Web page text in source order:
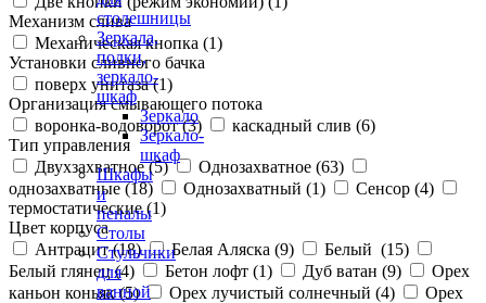
столешницы
Зеркала,
полки,
зеркало-
шкаф
Зеркало
Зеркало-
шкаф
Шкафы
и
пеналы
Столы
Стульчики
для
ванной
Механизм слива
Механическая кнопка (1)
Установки сливного бачка
поверх унитаза (1)
Организация смывающего потока
воронка-водоворот (3) каскадный слив (6)
Тип управления
Двухзахватное (5) Однозахватное (63)
однозахватные (18) Однозахватный (1) Сенсор (4)
термостатические (1)
Цвет корпуса
Антрацит (18) Белая Аляска (9) Белый (15)
Белый глянец (4) Бетон лофт (1) Дуб ватан (9)
Орех
каньон коньяк (5) Орех лучистый солнечный (4)
Орех